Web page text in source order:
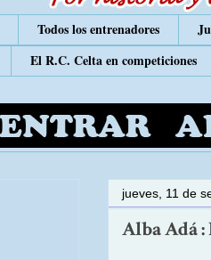
Todos los entrenadores
El R.C. Celta en competiciones
jueves, 11 de
Alba Adá